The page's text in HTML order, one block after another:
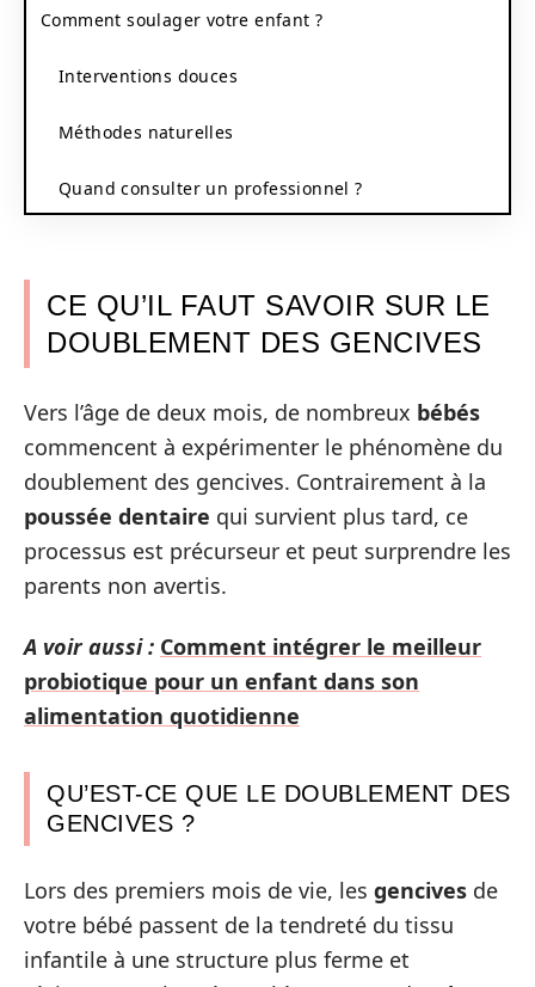
Comment soulager votre enfant ?
Interventions douces
Méthodes naturelles
Quand consulter un professionnel ?
CE QU’IL FAUT SAVOIR SUR LE
DOUBLEMENT DES GENCIVES
Vers l’âge de deux mois, de nombreux bébés
commencent à expérimenter le phénomène du
doublement des gencives. Contrairement à la
poussée dentaire qui survient plus tard, ce
processus est précurseur et peut surprendre les
parents non avertis.
A voir aussi : Comment intégrer le meilleur
probiotique pour un enfant dans son
alimentation quotidienne
QU’EST-CE QUE LE DOUBLEMENT DES
GENCIVES ?
Lors des premiers mois de vie, les gencives de
votre bébé passent de la tendreté du tissu
infantile à une structure plus ferme et